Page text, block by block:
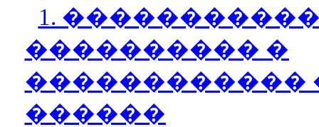
1.
���������� �
������������
������